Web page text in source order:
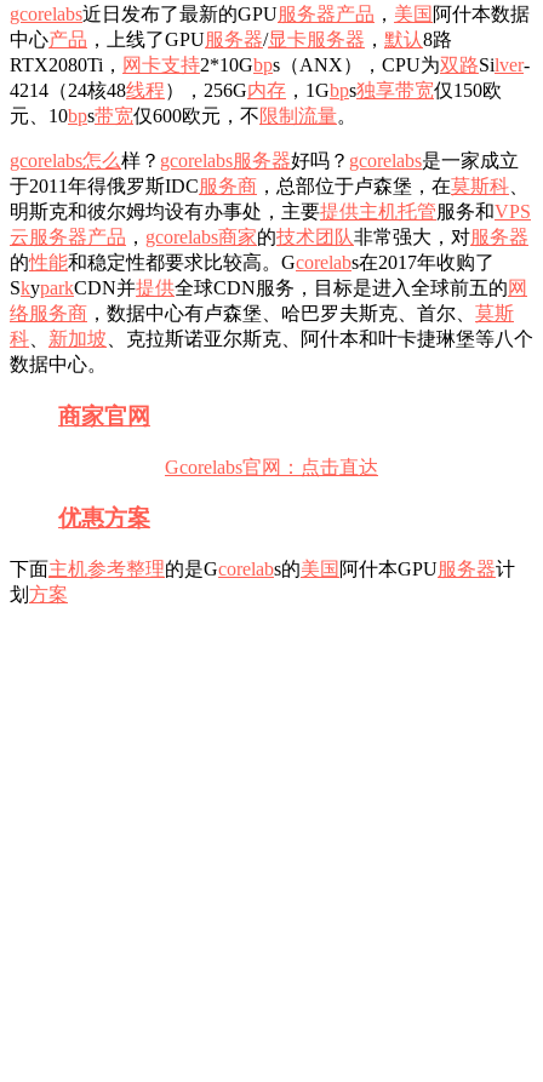
gcorelabs近日发布了最新的GPU服务器产品 ， 美国 阿什本数据
中心产品 ，上线了GPU服务器/显卡服务器 ， 默认8路
RTX2080Ti， 网卡支持2*10Gbps（ANX），CPU为双路Silver-
4214（24核48线程），256G内存 ，1Gbps独享带宽仅150欧
元、10bps带宽仅600欧元，不限制流量。
gcorelabs怎么样？ gcorelabs服务器好吗？ gcorelabs是一家成立
于2011年得俄罗斯IDC服务商 ，总部位于卢森堡，在莫斯科
明斯克和彼尔姆均设有办事处，主要提供主机托管服务和VPS
云服务器产品 ， gcorelabs商家的技术团队非常强大，对服务器
的性能和稳定性都要求比较高。Gcorelabs在2017年收购了
SkyparkCDN并提供全球CDN服务，目标是进入全球前五的网
络服务商 ，数据中心有卢森堡、哈巴罗夫斯克、首尔、 莫斯
科
新加坡 、克拉斯诺亚尔斯克、阿什本和叶卡捷琳堡等八个
数据中心。
商家官网
Gcorelabs官网：点击直达
优惠方案
下面主机参考整理的是Gcorelabs的美国 阿什本GPU服务器计
划 方案